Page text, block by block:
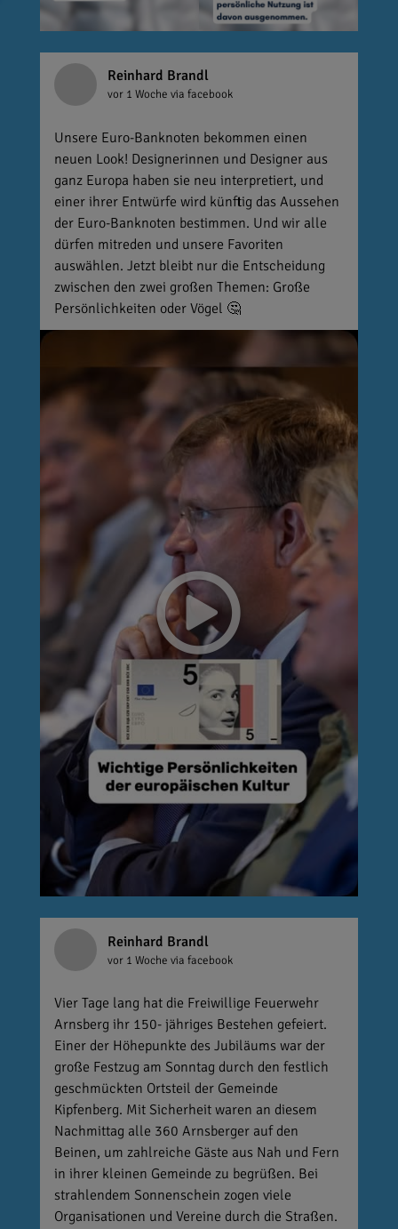
Reinhard Brandl
vor 1 Woche via facebook
Unsere Euro-Banknoten bekommen einen
neuen Look! Designerinnen und Designer aus
ganz Europa haben sie neu interpretiert, und
einer ihrer Entwürfe wird künftig das Aussehen
der Euro-Banknoten bestimmen. Und wir alle
dürfen mitreden und unsere Favoriten
auswählen. Jetzt bleibt nur die Entscheidung
zwischen den zwei großen Themen: Große
Persönlichkeiten oder Vögel 🤔
Reinhard Brandl
vor 1 Woche via facebook
Vier Tage lang hat die Freiwillige Feuerwehr
Arnsberg ihr 150- jähriges Bestehen gefeiert.
Einer der Höhepunkte des Jubiläums war der
große Festzug am Sonntag durch den festlich
geschmückten Ortsteil der Gemeinde
Kipfenberg. Mit Sicherheit waren an diesem
Nachmittag alle 360 Arnsberger auf den
Beinen, um zahlreiche Gäste aus Nah und Fern
in ihrer kleinen Gemeinde zu begrüßen. Bei
strahlendem Sonnenschein zogen viele
Organisationen und Vereine durch die Straßen.